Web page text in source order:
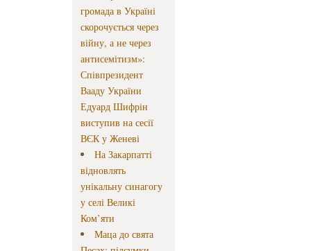
громада в Україні
скорочується через
війну, а не через
антисемітизм»:
Співпрезидент
Вааду України
Едуард Шифрін
виступив на сесії
ВЄК у Женеві
На Закарпатті
відновлять
унікальну синагогу
у селі Великі
Ком’яти
Маца до свята